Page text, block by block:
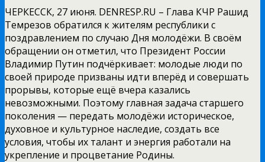
ЧЕРКЕССК, 27 июня. DENRESP.RU – Глава КЧР Рашид
Темрезов обратился к жителям республики с
поздравлением по случаю Дня молодёжи. В своём
обращении он отметил, что Президент России
Владимир Путин подчёркивает: молодые люди по
своей природе призваны идти вперёд и совершать
прорывы, которые ещё вчера казались
невозможными. Поэтому главная задача старшего
поколения — передать молодёжи историческое,
духовное и культурное наследие, создать все
условия, чтобы их талант и энергия работали на
укрепление и процветание Родины.